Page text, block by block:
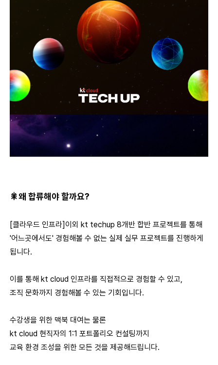
🎇왜 합류해야 할까요?
[클라우드 인프라]이외 kt techup 8개반 합반 프로젝트를 통해
'어느곳에서도' 경험해볼 수 없는 실제 실무 프로젝트를 진행하게
됩니다.
이를 통해 kt cloud 인프라를 직접적으로 경험할 수 있고,
조직 문화까지 경험해볼 수 있는 기회입니다.
수강생을 위한 맥북 대여는 물론
kt cloud 현직자의 1:1 포트폴리오 컨설팅까지
교육 환경 조성을 위한 모든 것을 제공해드립니다.